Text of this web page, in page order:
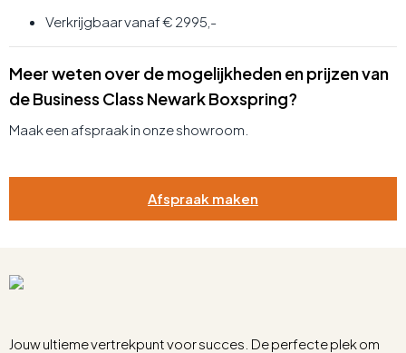
Verkrijgbaar vanaf € 2995,-
Meer weten over de mogelijkheden en prijzen van
de Business Class Newark Boxspring?
Maak een afspraak in onze showroom.
Afspraak maken
Jouw ultieme vertrekpunt voor succes. De perfecte plek om